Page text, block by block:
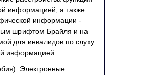
информацией, а также
информации -
шрифтом Брайля и на
для инвалидов по слуху
информацией
Электронные